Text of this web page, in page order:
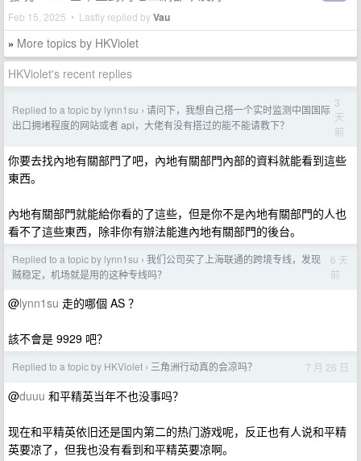
Feb 15, 2025 • Lastly replied byVau
» More topics by HKViolet
HKViolet's recent replies
Replied to a topic by lynn1su › 请问下，我想自己搭一个实时监测中国国际
出口拥堵程度的网站或者 api，大佬有没有搭过的能不能请教下？
3
天
前
你要去找內地有關部門了吧，內地有關部門內部的資料就能看到這些
東西。
內地有關部門就能給你看的了這些，但是你不是內地有關部門的人也
看不了這些東西，除非你有辦法能進內地有關部門的後台。
Replied to a topic by lynn1su › 我们公司买了上海联通的跨境专线，发现
贼稳定，机场就是用的这种专线吗？
6 天
前
@lynn1su 走的哪個 AS ？
該不會是 9929 吧？
Replied to a topic by HKViolet › 三角洲行动真的会凉吗？ 7 月 26 日
@duuu 和平精英当年不也没事吗？
现在和平精英依旧还是国内第二的热门游戏呢，反正也有人说和平精
英要凉了，但我也没有看到和平精英要凉啊。